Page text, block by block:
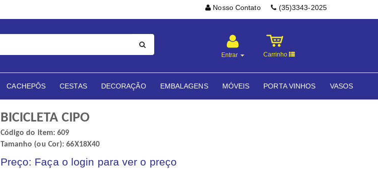
Nosso Contato (35)3343-2025
Entrar Carrinho
CACHEPÔS CESTAS DECORAÇÃO EMBALAGENS MÓVEIS PORTA VINHOS VASOS
BICICLETA CIPO
Código do item: 609
Tamanho (ou Cor): 66X18X40
Preço: Faça o login para ver o preço